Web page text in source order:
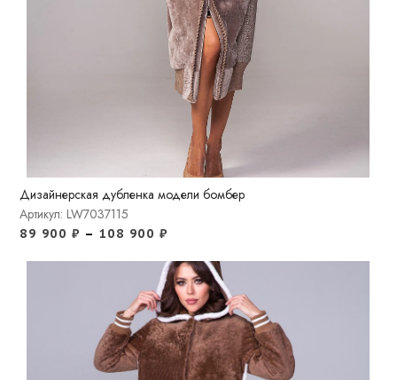
Дизайнерская дубленка модели бомбер
Артикул: LW7037115
89 900 ₽ – 108 900 ₽